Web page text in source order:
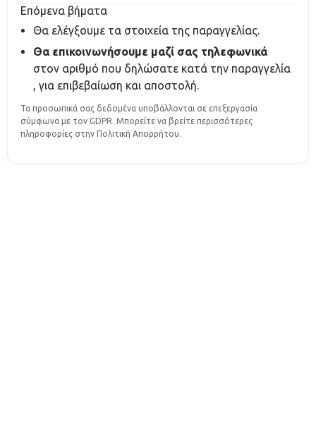
Επόμενα βήματα
Θα ελέγξουμε τα στοιχεία της παραγγελίας.
Θα επικοινωνήσουμε μαζί σας τηλεφωνικά
στον αριθμό που δηλώσατε κατά την παραγγελία
, για επιβεβαίωση και αποστολή.
Τα προσωπικά σας δεδομένα υποβάλλονται σε επεξεργασία
σύμφωνα με τον GDPR. Μπορείτε να βρείτε περισσότερες
πληροφορίες στην Πολιτική Απορρήτου.